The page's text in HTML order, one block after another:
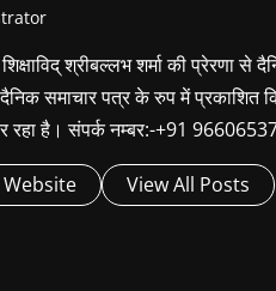
श्रीबल्लभ शर्मा की प्रेरणा से
समाचार पत्र के रुप में प्रकाशित
रहा है। संपर्क नम्बर:-+91
View All Posts